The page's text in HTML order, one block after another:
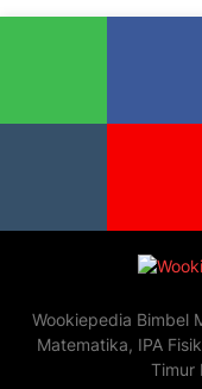
Wookiepedia Bimbel
Matematika, IPA
Timur